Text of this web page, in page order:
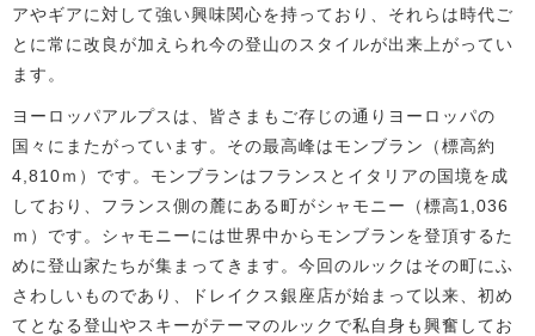
アやギアに対して強い興味関心を持っており、それらは時代ご
とに常に改良が加えられ今の登山のスタイルが出来上がってい
ます。
ヨーロッパアルプスは、皆さまもご存じの通りヨーロッパの
国々にまたがっています。その最高峰はモンブラン（標高約
4,810ｍ）です。モンブランはフランスとイタリアの国境を成
しており、フランス側の麓にある町がシャモニー（標高1,036
ｍ）です。シャモニーには世界中からモンブランを登頂するた
めに登山家たちが集まってきます。今回のルックはその町にふ
さわしいものであり、ドレイクス銀座店が始まって以来、初め
てとなる登山やスキーがテーマのルックで私自身も興奮してお